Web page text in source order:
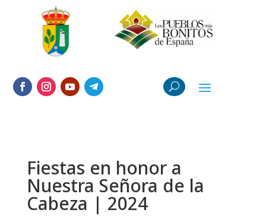
Fiestas en honor a
Nuestra Señora de la
Cabeza | 2024